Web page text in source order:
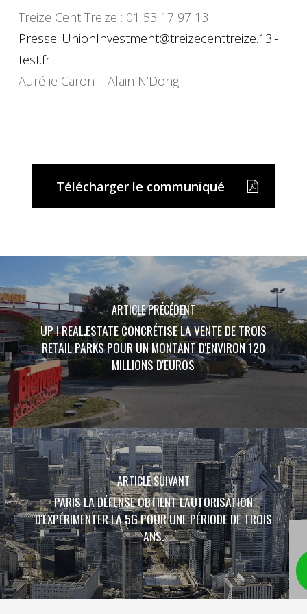
Treize Cent Treize : 01 53 17 97 13
Presse_UnionInvestment@treizecenttreize.13i-
test.fr
Aurélie Caron – Alain N’Dong
Télécharger le communiqué
ARTICLE PRÉCÉDENT
UP ! REAL.ESTATE CONCRÉTISE LA VENTE DE TROIS
RETAIL PARKS POUR UN MONTANT D'ENVIRON 120
MILLIONS D'EUROS
ARTICLE SUIVANT
PARIS LA DÉFENSE OBTIENT L'AUTORISATION
D'EXPÉRIMENTER LA 5G POUR UNE PÉRIODE DE TROIS
ANS.